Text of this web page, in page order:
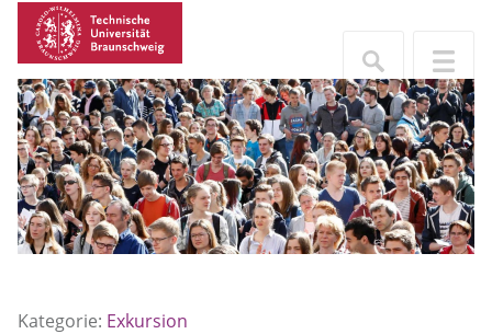
Kategorie: Exkursion